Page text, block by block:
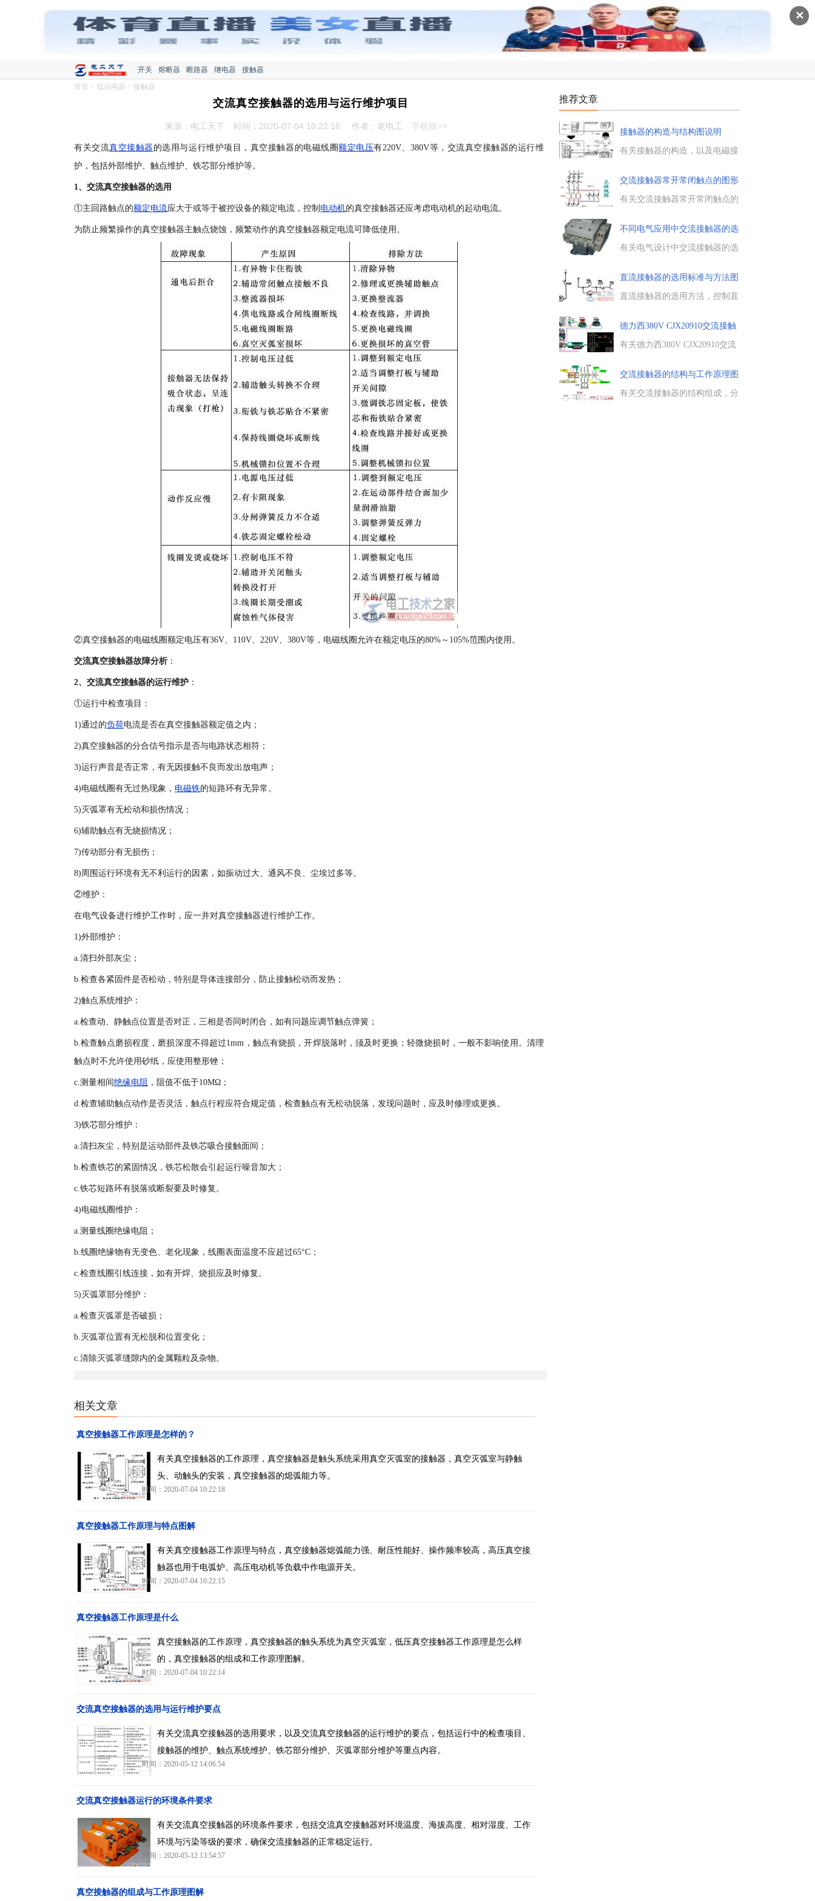
✕
开关 熔断器 断路器 继电器
接触器
首页 > 低压电器 > 接触器
交流真空接触器的选用与运行维护项目
来源：电工天下 时间：2020-07-04 10:22:16 作者：老电工 手机版>>
有关交流真空接触器 的选用与运行维护项目，真空接触器的电磁线圈额定电压有220V、380V等，交流真空接触器的运行维
护，包括外部维护、触点维护、铁芯部分维护等。
1、交流真空接触器的选用
①主回路触点的额定电流应大于或等于被控设备的额定电流，控制 电动机的真空接触器还应考虑电动机的起动电流。
为防止频繁操作的真空接触器主触点烧蚀，频繁动作的真空接触器额定电流可降低使用。
②真空接触器的电磁线圈额定电压有36V、110V、220V、380V等，电磁线圈允许在额定电压的80%～105%范围内使用。
交流真空接触器故障分析：
2、交流真空接触器的运行维护 ：
①运行中检查项目：
1)通过的负荷电流是否在真空接触器额定值之内；
2)真空接触器的分合信号指示是否与电路状态相符；
3)运行声音是否正常，有无因接触不良而发出放电声；
4)电磁线圈有无过热现象， 电磁铁的短路环有无异常。
5)灭弧罩有无松动和损伤情况；
6)辅助触点有无烧损情况；
7)传动部分有无损伤；
8)周围运行环境有无不利运行的因素，如振动过大、通风不良、尘埃过多等。
②维护：
在电气设备进行维护工作时，应一并对真空接触器进行维护工作。
1)外部维护：
a.清扫外部灰尘；
b.检查各紧固件是否松动，特别是导体连接部分，防止接触松动而发热；
2)触点系统维护：
a.检查动、静触点位置是否对正，三相是否同时闭合，如有问题应调节触点弹簧；
b.检查触点磨损程度，磨损深度不得超过1mm，触点有烧损，开焊脱落时，须及时更换；轻微烧损时，一般不影响使用。清理
触点时不允许使用砂纸，应使用整形锉；
c.测量相间绝缘电阻 ，阻值不低于10MΩ；
d.检查辅助触点动作是否灵活，触点行程应符合规定值，检查触点有无松动脱落，发现问题时，应及时修理或更换。
3)铁芯部分维护：
a.清扫灰尘，特别是运动部件及铁芯吸合接触面间；
b.检查铁芯的紧固情况，铁芯松散会引起运行噪音加大；
c.铁芯短路环有脱落或断裂要及时修复。
4)电磁线圈维护：
a.测量线圈绝缘电阻；
b.线圈绝缘物有无变色、老化现象，线圈表面温度不应超过65°C；
c.检查线圈引线连接，如有开焊、烧损应及时修复。
5)灭弧罩部分维护：
a.检查灭弧罩是否破损；
b.灭弧罩位置有无松脱和位置变化；
c.清除灭弧罩缝隙内的金属颗粒及杂物。
相关文章
真空接触器工作原理是怎样的？
有关真空接触器的工作原理，真空接触器是触头系统采用真空灭弧室的接触器，真空灭弧室与静触
头、动触头的安装，真空接触器的熄弧能力等。
时间：2020-07-04 10:22:18
真空接触器工作原理与特点图解
有关真空接触器工作原理与特点，真空接触器熄弧能力强、耐压性能好、操作频率较高，高压真空接
触器也用于电弧炉、高压电动机等负载中作电源开关。
时间：2020-07-04 10:22:15
真空接触器工作原理是什么
真空接触器的工作原理，真空接触器的触头系统为真空灭弧室，低压真空接触器工作原理是怎么样
的，真空接触器的组成和工作原理图解。
时间：2020-07-04 10:22:14
交流真空接触器的选用与运行维护要点
有关交流真空接触器的选用要求，以及交流真空接触器的运行维护的要点，包括运行中的检查项目、
接触器的维护、触点系统维护、铁芯部分维护、灭弧罩部分维护等重点内容。
时间：2020-05-12 14:06:54
交流真空接触器运行的环境条件要求
有关交流真空接触器的环境条件要求，包括交流真空接触器对环境温度、海拔高度、相对湿度、工作
环境与污染等级的要求，确保交流接触器的正常稳定运行。
时间：2020-05-12 13:54:57
真空接触器的组成与工作原理图解
推荐文章
接触器的构造与结构图说明
有关接触器的构造，以及电磁接
触器由电磁系统、触头系统、灭
弧装置、复位弹簧等几部分构
成。...
交流接触器常开常闭触点的图形
符
有关交流接触器常开常闭触点的
圈图形符号，交流接触器的常闭
触点图形符号，交流接触器的常
开触点图形符号等。...
不同电气应用中交流接触器的选
用
有关电气设计中交流接触器的选
构与参数，交流接触器的选用原
则，不同负载下交流接触器的选
用，有特殊要求情况下交流接触
直流接触器的选用标准与方法图
解
直流接触器的选用方法，控制直
清电动机实际运行时的主要技术
参数，控制直流电磁铁时的选用
等。...
德力西380V CJX20910交流接触
器
有关德力西380V CJX20910交流
触器实物接线图，CJX20910和
CJX20901交流接触器接线图。...
交流接触器的结构与工作原理图
文
有关交流接触器的结构组成，分